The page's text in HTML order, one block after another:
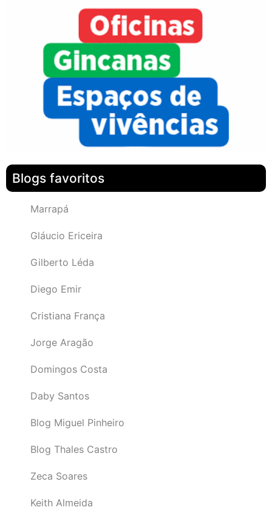
Blogs favoritos
Marrapá
Gláucio Ericeira
Gilberto Léda
Diego Emir
Cristiana França
Jorge Aragão
Domingos Costa
Daby Santos
Blog Miguel Pinheiro
Blog Thales Castro
Zeca Soares
Keith Almeida